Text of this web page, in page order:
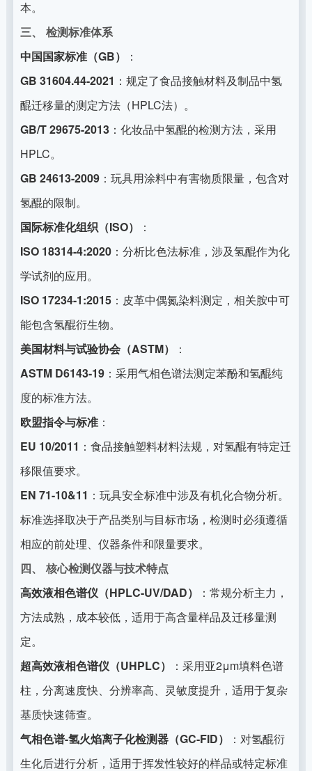
本。
三、 检测标准体系
中国国家标准（GB）
：
GB 31604.44-2021 ：规定了食品接触材料及制品中氢
醌迁移量的测定方法（HPLC法）。
GB/T 29675-2013：化妆品中氢醌的检测方法，采用
HPLC。
GB 24613-2009：玩具用涂料中有害物质限量，包含对
氢醌的限制。
国际标准化组织（ISO）
：
ISO 18314-4:2020：分析比色法标准，涉及氢醌作为化
学试剂的应用。
ISO 17234-1:2015：皮革中偶氮染料测定，相关胺中可
能包含氢醌衍生物。
美国材料与试验协会（ASTM）
：
ASTM D6143-19：采用气相色谱法测定苯酚和氢醌纯
度的标准方法。
欧盟指令与标准：
EU 10/2011 ：食品接触塑料材料法规，对氢醌有特定迁
移限值要求。
EN 71-10&11 ：玩具安全标准中涉及有机化合物分析。
标准选择取决于产品类别与目标市场，检测时必须遵循
相应的前处理、仪器条件和限量要求。
四、 核心检测仪器与技术特点
高效液相色谱仪（HPLC-UV/DAD）
：常规分析主力，
方法成熟，成本较低，适用于高含量样品及迁移量测
定。
超高效液相色谱仪（UHPLC）
：采用亚2μm填料色谱
柱，分离速度快、分辨率高、灵敏度提升，适用于复杂
基质快速筛查。
气相色谱-氢火焰离子化检测器（GC-FID）
：对氢醌衍
生化后进行分析，适用于挥发性较好的样品或特定标准